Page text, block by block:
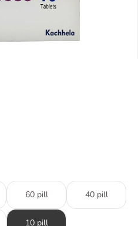
60 pill 40 pill
10 pill